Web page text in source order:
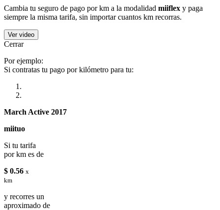
Cambia tu seguro de pago por km a la modalidad miiflex y paga
siempre la misma tarifa, sin importar cuantos km recorras.
Ver video
Cerrar
Por ejemplo:
Si contratas tu pago por kilómetro para tu:
March Active 2017
miituo
Si tu tarifa
por km es de
$ 0.56 x
km
y recorres un
aproximado de